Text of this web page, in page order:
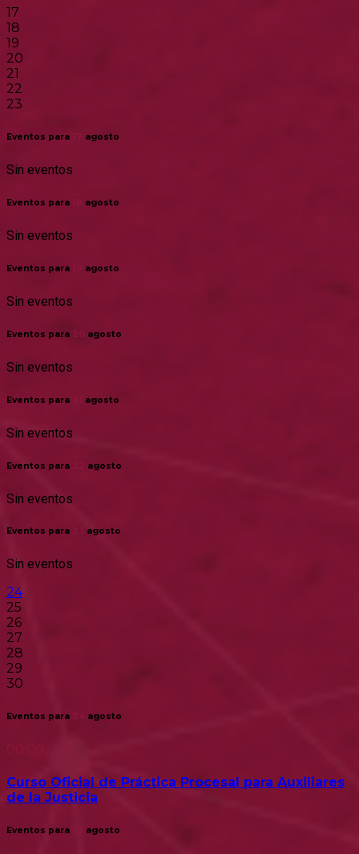
17
18
19
20
21
22
23
Eventos para agosto
Sin eventos
Eventos para agosto
Sin eventos
Eventos para agosto
Sin eventos
Eventos para 20 agosto
Sin eventos
Eventos para agosto
Sin eventos
Eventos para agosto
Sin eventos
Eventos para agosto
Sin eventos
24
25
26
27
28
29
30
Eventos para agosto
Curso Oficial de Práctica Procesal para Auxiliares
de la Justicia
Eventos para agosto